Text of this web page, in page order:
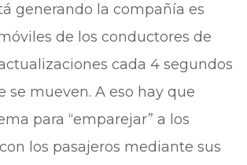
generando la compañía es
de los conductores de
cada 4 segundos
se mueven. A eso hay que
para “emparejar” a los
los pasajeros mediante sus